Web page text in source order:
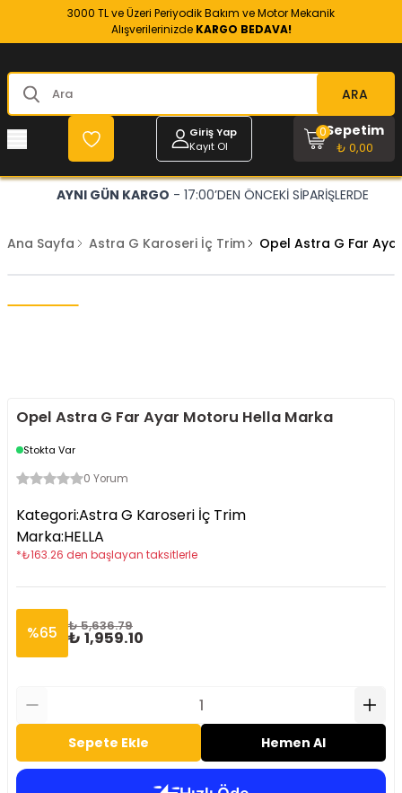
3000 TL ve Üzeri Periyodik Bakım ve Motor Mekanik
Alışverilerinizde KARGO BEDAVA!
ARA
Giriş Yap
Kayıt Ol
Sepetim
₺ 0,00
0
AYNI GÜN KARGO - 17:00’DEN ÖNCEKİ SİPARİŞLERDE
Ana Sayfa Astra G Karoseri İç Trim Opel Astra G Far
Opel Astra G Far Ayar Motoru Hella Marka
Stokta Var
0 Yorum
Kategori:Astra G Karoseri İç Trim
Marka:HELLA
*₺163.26 den başlayan taksitlerle
%65 ₺ 5,636.79
₺ 1,959.10
Sepete Ekle Hemen Al